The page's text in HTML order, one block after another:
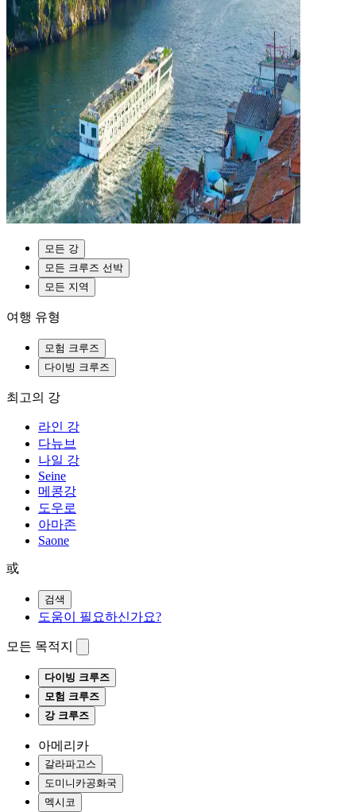
모든 강
모든 크루즈 선박
모든 지역
여행 유형
모험 크루즈
다이빙 크루즈
최고의 강
라인 강
다뉴브
나일 강
Seine
메콩강
도우로
아마존
Saone
或
검색
도움이 필요하신가요?
모든 목적지
다이빙 크루즈
모험 크루즈
강 크루즈
아메리카
갈라파고스
도미니카공화국
멕시코